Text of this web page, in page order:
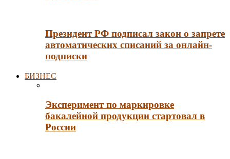
Президент РФ подписал закон о запрете
автоматических списаний за онлайн-
подписки
БИЗНЕС
Эксперимент по маркировке
бакалейной продукции стартовал в
России